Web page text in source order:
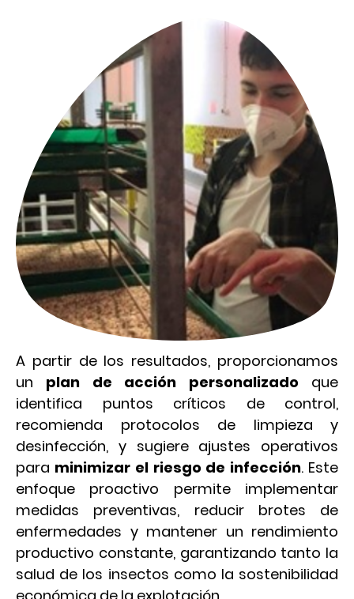
A partir de los resultados, proporcionamos
un plan de acción personalizado que
identifica puntos críticos de control,
recomienda protocolos de limpieza y
desinfección, y sugiere ajustes operativos
para minimizar el riesgo de infección. Este
enfoque proactivo permite implementar
medidas preventivas, reducir brotes de
enfermedades y mantener un rendimiento
productivo constante, garantizando tanto la
salud de los insectos como la sostenibilidad